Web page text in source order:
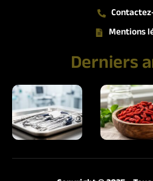
Mentions
Derniers